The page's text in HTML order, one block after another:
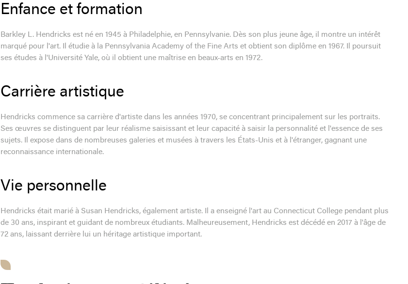
Enfance et formation
Barkley L. Hendricks est né en 1945 à Philadelphie, en Pennsylvanie. Dès son plus jeune âge, il montre un intérêt
marqué pour l'art. Il étudie à la Pennsylvania Academy of the Fine Arts et obtient son diplôme en 1967. Il poursuit
ses études à l'Université Yale, où il obtient une maîtrise en beaux-arts en 1972.
Carrière artistique
Hendricks commence sa carrière d'artiste dans les années 1970, se concentrant principalement sur les portraits.
Ses œuvres se distinguent par leur réalisme saisissant et leur capacité à saisir la personnalité et l'essence de ses
sujets. Il expose dans de nombreuses galeries et musées à travers les États-Unis et à l'étranger, gagnant une
reconnaissance internationale.
Vie personnelle
Hendricks était marié à Susan Hendricks, également artiste. Il a enseigné l'art au Connecticut College pendant plus
de 30 ans, inspirant et guidant de nombreux étudiants. Malheureusement, Hendricks est décédé en 2017 à l'âge de
72 ans, laissant derrière lui un héritage artistique important.